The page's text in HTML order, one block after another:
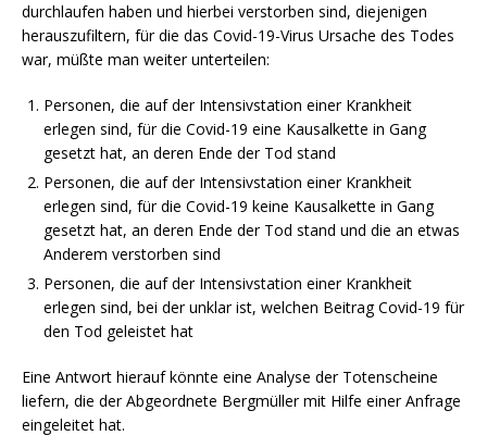
durchlaufen haben und hierbei verstorben sind, diejenigen
herauszufiltern, für die das Covid-19-Virus Ursache des Todes
war, müßte man weiter unterteilen:
Personen, die auf der Intensivstation einer Krankheit
erlegen sind, für die Covid-19 eine Kausalkette in Gang
gesetzt hat, an deren Ende der Tod stand
Personen, die auf der Intensivstation einer Krankheit
erlegen sind, für die Covid-19 keine Kausalkette in Gang
gesetzt hat, an deren Ende der Tod stand und die an etwas
Anderem verstorben sind
Personen, die auf der Intensivstation einer Krankheit
erlegen sind, bei der unklar ist, welchen Beitrag Covid-19 für
den Tod geleistet hat
Eine Antwort hierauf könnte eine Analyse der Totenscheine
liefern, die der Abgeordnete Bergmüller mit Hilfe einer Anfrage
eingeleitet hat.